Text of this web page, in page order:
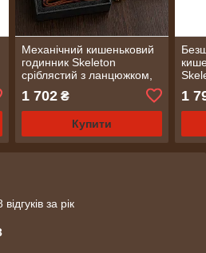
Механічний кишеньковий
годинник Skeleton
сріблястий з ланцюжком,
(2381)
1 702₴
Купити
1
за рік